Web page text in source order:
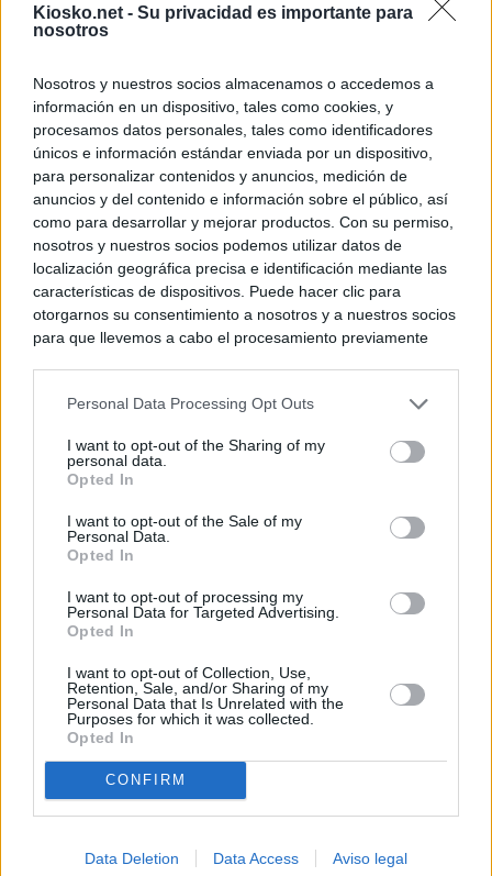
Kiosko.net - Su privacidad es importante para
nosotros
Nosotros y nuestros socios almacenamos o accedemos a
información en un dispositivo, tales como cookies, y
procesamos datos personales, tales como identificadores
únicos e información estándar enviada por un dispositivo,
para personalizar contenidos y anuncios, medición de
anuncios y del contenido e información sobre el público, así
como para desarrollar y mejorar productos. Con su permiso,
nosotros y nuestros socios podemos utilizar datos de
localización geográfica precisa e identificación mediante las
características de dispositivos. Puede hacer clic para
otorgarnos su consentimiento a nosotros y a nuestros socios
para que llevemos a cabo el procesamiento previamente
negar su consentimiento. Tenga en cuenta que algún
de su consentimiento, pero usted tiene el derecho de
rechazar tal procesamiento. Sus preferencias se aplicarán
cualquier momento entrando de nuevo en este sitio web o
visitando nuestra política de privacidad.
Personal Data Processing Opt Outs
I want to opt-out of the Sharing of my
personal data.
Opted In
I want to opt-out of the Sale of my
Personal Data.
Opted In
I want to opt-out of processing my
Personal Data for Targeted Advertising.
Opted In
I want to opt-out of Collection, Use,
Retention, Sale, and/or Sharing of my
Personal Data that Is Unrelated with the
Purposes for which it was collected.
Opted In
CONFIRM
Data Deletion Data Access Aviso legal